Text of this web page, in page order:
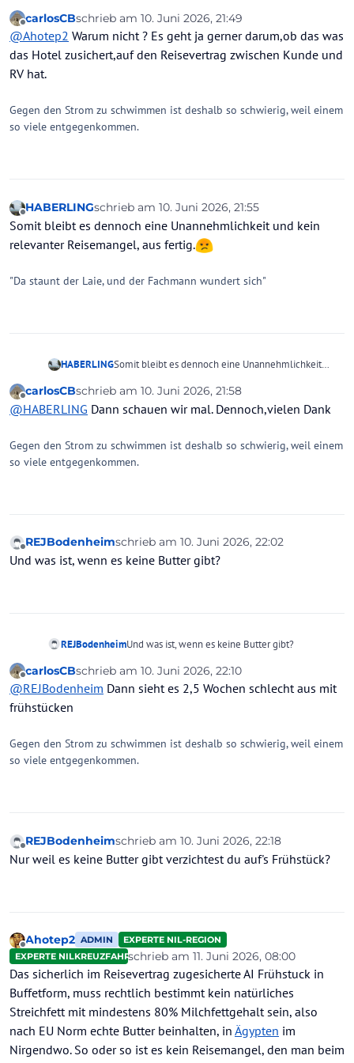
@Ahotep2Was ist daran "kurios"?
Das ist kein reiserechtliches Thema
Offline
carlosCBschrieb am 10. Juni 2026, 21:49
zuletzt editiert von
@Ahotep2 Warum nicht ? Es geht ja gerner darum,ob das was
das Hotel zusichert,auf den Reisevertrag zwischen Kunde und
RV hat.
Gegen den Strom zu schwimmen ist deshalb so schwierig, weil einem
so viele entgegenkommen.
Offline
HABERLINGschrieb am 10. Juni 2026, 21:55
zuletzt editiert von HABERLING
Somit bleibt es dennoch eine Unannehmlichkeit und kein
relevanter Reisemangel, aus fertig.
"Da staunt der Laie, und der Fachmann wundert sich"
HABERLINGSomit bleibt es dennoch eine Unannehmlichkeit
Offline
carlosCBschrieb am 10. Juni 2026, 21:58
zuletzt editiert von
@HABERLING Dann schauen wir mal. Dennoch,vielen Dank
Gegen den Strom zu schwimmen ist deshalb so schwierig, weil einem
so viele entgegenkommen.
Offline
REJBodenheimschrieb am 10. Juni 2026, 22:02
zuletzt editiert von
Und was ist, wenn es keine Butter gibt?
REJBodenheimUnd was ist, wenn es keine Butter gibt?
Offline
carlosCBschrieb am 10. Juni 2026, 22:10
zuletzt editiert von
@REJBodenheim Dann sieht es 2,5 Wochen schlecht aus mit
frühstücken
Gegen den Strom zu schwimmen ist deshalb so schwierig, weil einem
so viele entgegenkommen.
Offline
REJBodenheimschrieb am 10. Juni 2026, 22:18
zuletzt editiert von
Nur weil es keine Butter gibt verzichtest du auf's Frühstück?
Offline
Ahotep2 ADMIN
EXPERTE NIL-REGION
EXPERTE NILKREUZFAHRTENschrieb am 11. Juni 2026, 08:00
zuletzt editiert von Ahotep26. Nov.
Das sicherlich im Reisevertrag zugesicherte AI Frühstuck in
Buffetform, muss rechtlich bestimmt kein natürliches
Streichfett mit mindestens 80% Milchfettgehalt sein, also
nach EU Norm echte Butter beinhalten, in Ägypten im
Nirgendwo. So oder so ist es kein Reisemangel, den man beim